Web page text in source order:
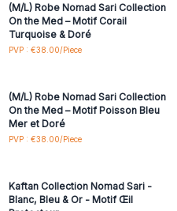
L'attrait du fait main :Cette
atout pour les boutiques qui
à caractère historique.
Grandes marges :
Prix de
cherchent à offrir quelque
Présentation complète :Facile
pièces sont superbes
Ajoutez une touche de
collection unique de
main.
(M/L) Robe Nomad Sari Collection
On the Med – Motif Corail
Turquoise & Doré
PVP : €38.00/Piece
Connectez-vous ou
(M/L) Robe Nomad Sari Collection
On the Med – Motif Poisson Bleu
Mer et Doré
PVP : €38.00/Piece
Connectez-vous ou
Kaftan Collection Nomad Sari -
Blanc, Bleu & Or - Motif Œil